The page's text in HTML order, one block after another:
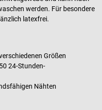
werden. Für besondere
latexfrei.
Größen
24-Stunden-
Nähten